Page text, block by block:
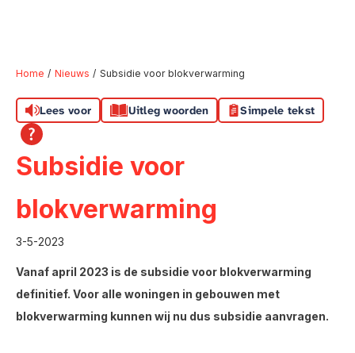
Naar hoofdinhoud
Naar hoofdnavigatiemenu
Naar zoeken
Home Nieuws Subsidie voor blokverwarming
Lees voor Uitleg woorden Simpele tekst
Subsidie voor
blokverwarming
3-5-2023
Vanaf april 2023 is de subsidie voor blokverwarming
definitief. Voor alle woningen in gebouwen met
blokverwarming kunnen wij nu dus subsidie aanvragen.